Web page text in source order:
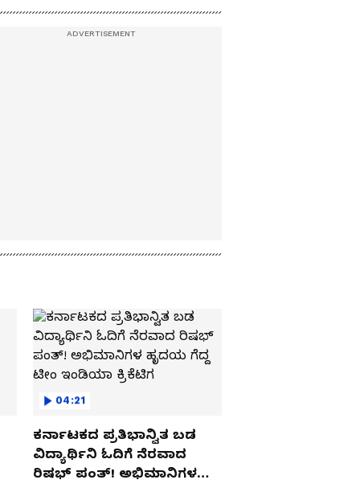
04:21
ಕರ್ನಾಟಕದ ಪ್ರತಿಭಾನ್ವಿತ ಬಡ
ವಿದ್ಯಾರ್ಥಿನಿ ಓದಿಗೆ ನೆರವಾದ
ರಿಷಭ್ ಪಂತ್! ಅಭಿಮಾನಿಗಳ